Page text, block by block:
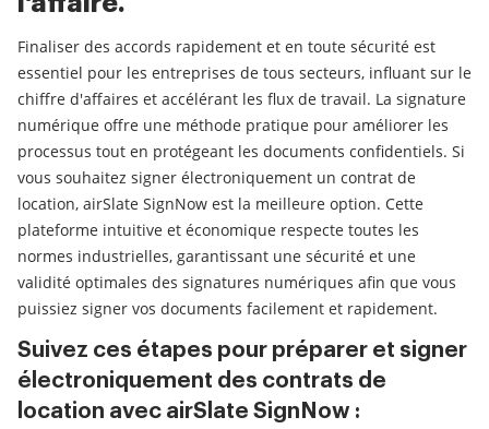
Finaliser des accords rapidement et en toute sécurité est
essentiel pour les entreprises de tous secteurs, influant sur le
chiffre d'affaires et accélérant les flux de travail. La signature
numérique offre une méthode pratique pour améliorer les
processus tout en protégeant les documents confidentiels. Si
vous souhaitez signer électroniquement un contrat de
location, airSlate SignNow est la meilleure option. Cette
plateforme intuitive et économique respecte toutes les
normes industrielles, garantissant une sécurité et une
validité optimales des signatures numériques afin que vous
puissiez signer vos documents facilement et rapidement.
Suivez ces étapes pour préparer et signer
électroniquement des contrats de
location avec airSlate SignNow :